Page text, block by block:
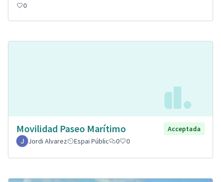
0
Movilidad Paseo Marítimo
Acceptada
Jordi Alvarez
Espai Públic 0 0